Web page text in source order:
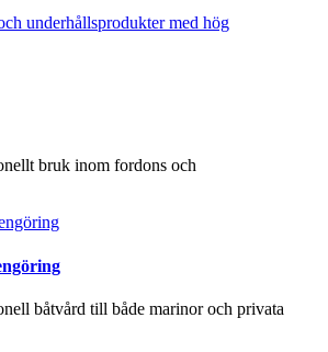
bruk inom fordons och
båtvård till både marinor och privata